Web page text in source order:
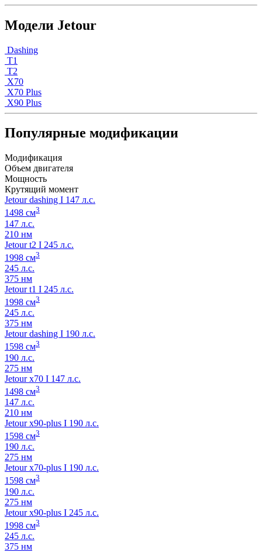
Модели Jetour
Dashing
T1
T2
X70
X70 Plus
X90 Plus
Популярные модификации
Модификация
Объем двигателя
Мощность
Крутящий момент
Jetour dashing I 147 л.с.
1498 см3
147 л.с.
210 нм
Jetour t2 I 245 л.с.
1998 см3
245 л.с.
375 нм
Jetour t1 I 245 л.с.
1998 см3
245 л.с.
375 нм
Jetour dashing I 190 л.с.
1598 см3
190 л.с.
275 нм
Jetour x70 I 147 л.с.
1498 см3
147 л.с.
210 нм
Jetour x90-plus I 190 л.с.
1598 см3
190 л.с.
275 нм
Jetour x70-plus I 190 л.с.
1598 см3
190 л.с.
275 нм
Jetour x90-plus I 245 л.с.
1998 см3
245 л.с.
375 нм